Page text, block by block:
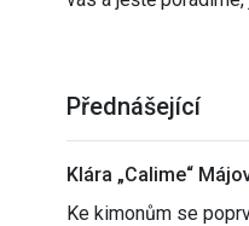
Přednášející
Klára „Calime“
Ke kimonům se